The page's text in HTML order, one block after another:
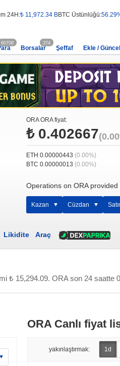
24H:₺ 11,972.34 BBTC Üstünlüğü:
60708
Borsalar
374
Şeffaf Ekle /
ORA ORA fiyat:
₺ 0.402667
ETH 0.00000443 (0.00%)
BTC 0.00000013 (0.00%)
Operations on ORA
Kazan Cüzdan
Likidite Araç
₺ 15,294.09. ORA son 24 saatte
ORA Canlı fiyat
yakınlaştırmak: 1d